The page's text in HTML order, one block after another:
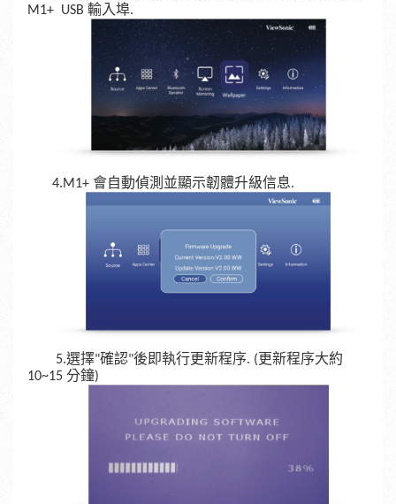
M1+ USB 輸入埠.
4.M1+ 會自動偵測並顯示韌體升級信息.
5.選擇"確認"後即執行更新程序. (更新程序大約
10~15 分鐘)